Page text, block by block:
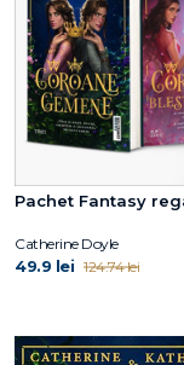
Pachet Fantasy
Catherine Doyle
49.9 lei 124.74 lei